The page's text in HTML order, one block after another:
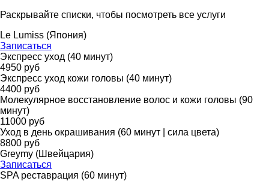
Раскрывайте списки, чтобы посмотреть все услуги
Le Lumiss (Япония)
Записаться
Экспресс уход (40 минут)
4950 руб
Экспресс уход кожи головы (40 минут)
4400 руб
Молекулярное восстановление волос и кожи головы (90
минут)
11000 руб
Уход в день окрашивания (60 минут | сила цвета)
8800 руб
Greymy (Швейцария)
Записаться
SPA реставрация (60 минут)